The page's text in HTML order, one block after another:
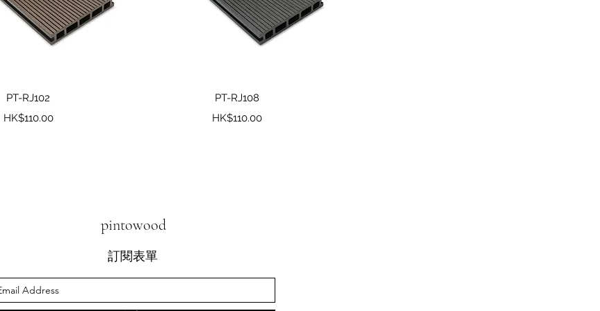
快速瀏覽
PT-RJ102
價格
HK$110.00
快速瀏覽
PT-RJ108
價格
HK$110.00
pintowood
訂閱表單